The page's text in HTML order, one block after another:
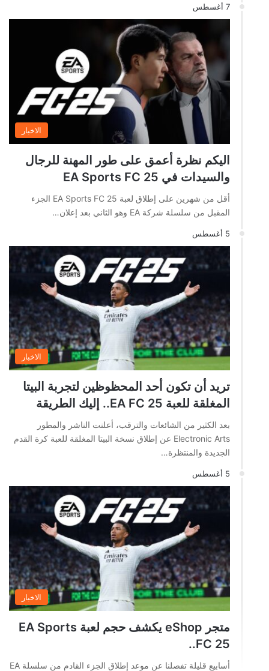
7 أغسطس
الاخبار
اليكم نظرة أعمق على طور المهنة للرجال
والسيدات في EA Sports FC 25
أقل من شهرين على إطلاق لعبة EA Sports FC 25 الجزء
المقبل من سلسلة شركة EA وهو الثاني بعد إعلان…
5 أغسطس
الاخبار
تريد أن تكون أحد المحظوظين لتجربة البيتا
المغلقة للعبة EA FC 25.. إليك الطريقة
بعد الكثير من الشائعات والترقب، أعلنت الناشر والمطور
Electronic Arts عن إطلاق نسخة البيتا المغلقة للعبة كرة القدم
الجديدة والمنتظرة…
5 أغسطس
الاخبار
متجر eShop يكشف حجم لعبة EA Sports
FC 25..
أسابيع قليلة تفصلنا عن موعد إطلاق الجزء القادم من سلسلة EA